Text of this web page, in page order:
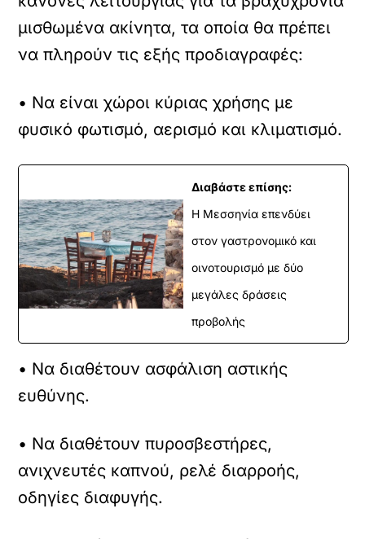
μισθωμένα ακίνητα, τα οποία θα πρέπει
να πληρούν τις εξής προδιαγραφές:
• Να είναι χώροι κύριας χρήσης με
φυσικό φωτισμό, αερισμό και κλιματισμό.
Διαβάστε επίσης:
Η Μεσσηνία επενδύει
στον γαστρονομικό και
οινοτουρισμό με δύο
μεγάλες δράσεις
προβολής
• Να διαθέτουν ασφάλιση αστικής
ευθύνης.
• Να διαθέτουν πυροσβεστήρες,
ανιχνευτές καπνού, ρελέ διαρροής,
οδηγίες διαφυγής.